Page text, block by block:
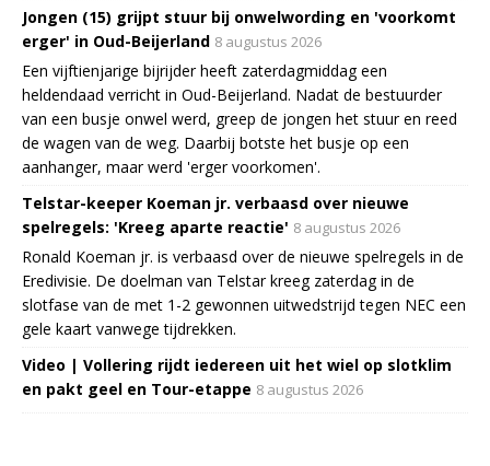
Jongen (15) grijpt stuur bij onwelwording en 'voorkomt
erger' in Oud-Beijerland 8 augustus 2026
Een vijftienjarige bijrijder heeft zaterdagmiddag een
heldendaad verricht in Oud-Beijerland. Nadat de bestuurder
van een busje onwel werd, greep de jongen het stuur en reed
de wagen van de weg. Daarbij botste het busje op een
aanhanger, maar werd 'erger voorkomen'.
Telstar-keeper Koeman jr. verbaasd over nieuwe
spelregels: 'Kreeg aparte reactie' 8 augustus 2026
Ronald Koeman jr. is verbaasd over de nieuwe spelregels in de
Eredivisie. De doelman van Telstar kreeg zaterdag in de
slotfase van de met 1-2 gewonnen uitwedstrijd tegen NEC een
gele kaart vanwege tijdrekken.
Video | Vollering rijdt iedereen uit het wiel op slotklim
en pakt geel en Tour-etappe 8 augustus 2026